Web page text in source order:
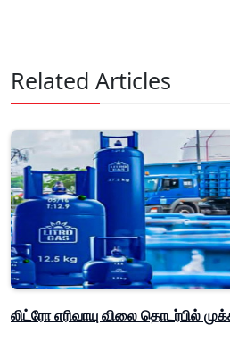
Related Articles
லிட்ரோ எரிவாயு விலை தொடர்பில்